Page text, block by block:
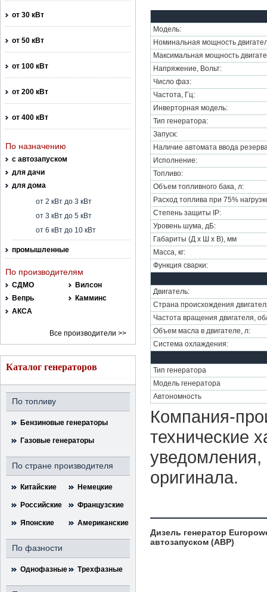
от 30 кВт
от 50 кВт
от 100 кВт
от 200 кВт
от 400 кВт
По назначению
с автозапуском
для дачи
для дома
от 2 кВт до 3 кВт
от 3 кВт до 5 кВт
от 6 кВт до 10 кВт
промышленные
По производителям
СДМО
Вилсон
Вепрь
Камминс
АКСА
Все производители >>
Каталог генераторов
По топливу
Бензиновые генераторы
Газовые генераторы
По стране производителя
Китайские Немецкие
Российские Французские
Японские Американские
По фазности
Однофазные Трехфазные
Модель:
Номинальная мощность
Максимальная мощность
Напряжение, Вольт:
Число фаз:
Частота, Гц:
Инверторная модель:
Тип генератора:
Запуск:
Наличие автомата ввода
Исполнение:
Топливо:
Объем топливного бака, л:
Расход топлива при 75%
Степень защиты IP:
Уровень шума, дБ:
Габариты (Д х Ш х В), мм
Масса, кг:
Функция сварки:
Двигатель:
Страна происхождения
Частота вращения двигателя,
Объем масла в двигателе, л:
Система охлаждения:
Тип генератора
Модель генератора
Автономность
Компания-
технические
уведомления,
оригинала.
Дизель генератор
автозапуском (АВР)